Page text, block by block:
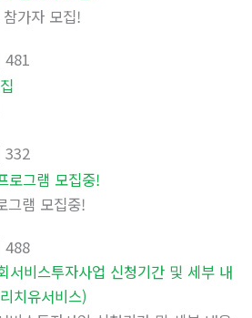
가자 모집!
481
332
그램 모집중!
488